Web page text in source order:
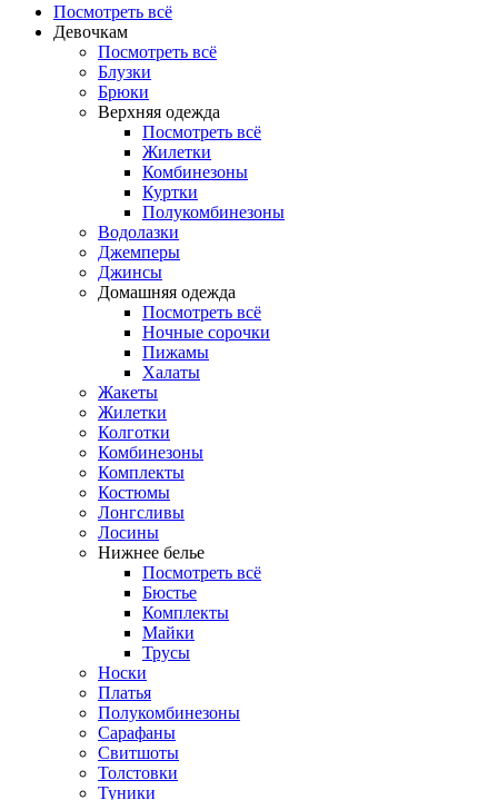
Посмотреть всё
Девочкам
Посмотреть всё
Блузки
Брюки
Верхняя одежда
Посмотреть всё
Жилетки
Комбинезоны
Куртки
Полукомбинезоны
Водолазки
Джемперы
Джинсы
Домашняя одежда
Посмотреть всё
Ночные сорочки
Пижамы
Халаты
Жакеты
Жилетки
Колготки
Комбинезоны
Комплекты
Костюмы
Лонгсливы
Лосины
Нижнее белье
Посмотреть всё
Бюстье
Комплекты
Майки
Трусы
Носки
Платья
Полукомбинезоны
Сарафаны
Свитшоты
Толстовки
Туники